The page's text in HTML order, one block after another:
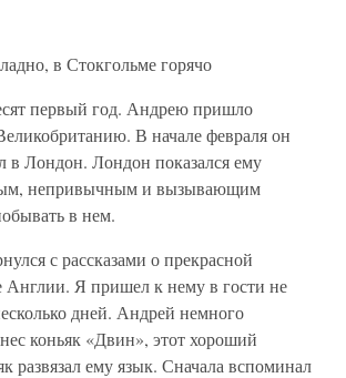
в Стокгольме горячо
первый год. Андрею пришло
В начале февраля он
в Лондон. Лондон показался ему
непривычным и вызывающим
в нем.
с рассказами о прекрасной
Англии. Я пришел к нему в гости не
дней. Андрей немного
коньяк «Двин», этот хороший
развязал ему язык. Сначала вспоминал